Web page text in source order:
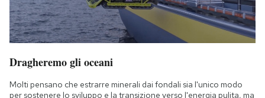
Dragheremo gli oceani
Molti pensano che estrarre minerali dai fondali sia l'unico modo
per sostenere lo sviluppo e la transizione verso l'energia pulita, ma